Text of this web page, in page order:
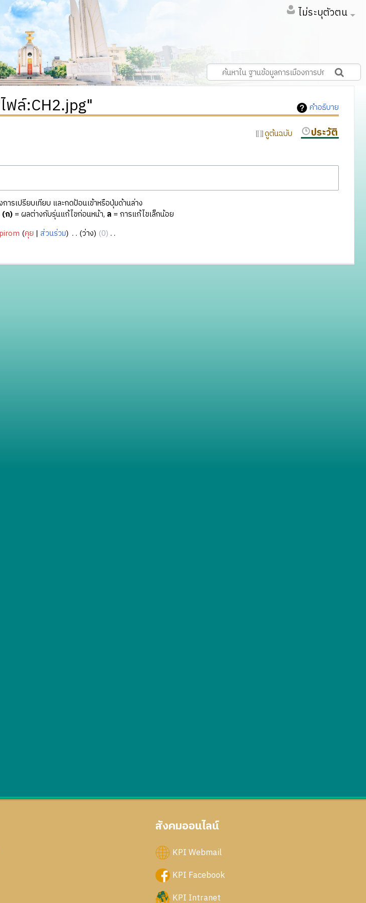
ไม่ระบุตัวตน
คำอธิบาย
ฟล์:CH2.jpg"
ดูต้นฉบับ ประวัติ
รเปรียบเทียบ และกดป้อนเข้าหรือปุ่มด้านล่าง
(ก)= ผลต่างกับรุ่นแก้ไขก่อนหน้า, ล= การแก้ไขเล็กน้อย
คุย ส่วนร่วม ‎ ว่าง 0 ‎
สังคมออนไลน์
KPI Webmail
KPI Facebook
KPI Intranet